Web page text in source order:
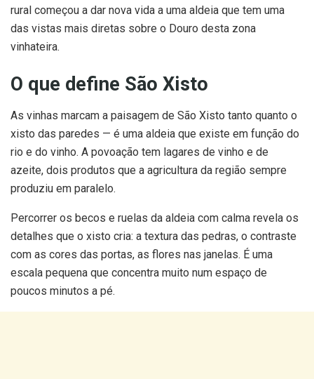
rural começou a dar nova vida a uma aldeia que tem uma
das vistas mais diretas sobre o Douro desta zona
vinhateira.
O que define São Xisto
As vinhas marcam a paisagem de São Xisto tanto quanto o
xisto das paredes — é uma aldeia que existe em função do
rio e do vinho. A povoação tem lagares de vinho e de
azeite, dois produtos que a agricultura da região sempre
produziu em paralelo.
Percorrer os becos e ruelas da aldeia com calma revela os
detalhes que o xisto cria: a textura das pedras, o contraste
com as cores das portas, as flores nas janelas. É uma
escala pequena que concentra muito num espaço de
poucos minutos a pé.